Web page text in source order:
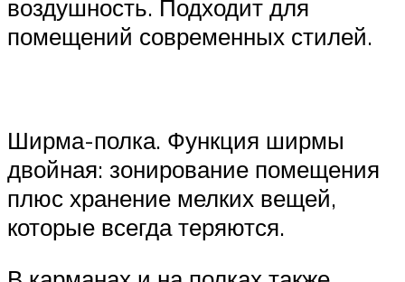
воздушность. Подходит для
помещений современных стилей.
Ширма-полка. Функция ширмы
двойная: зонирование помещения
плюс хранение мелких вещей,
которые всегда теряются.